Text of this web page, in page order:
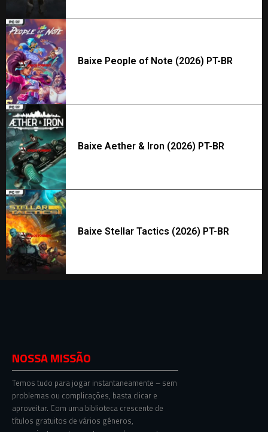
Baixe People of Note (2026) PT-BR
Baixe Aether & Iron (2026) PT-BR
Baixe Stellar Tactics (2026) PT-BR
NOSSA MISSÃO
Temos tudo para jogar instantaneamente – sem
problemas ou complicações, basta clicar e
aproveitar. Com uma biblioteca crescente de
títulos gratuitos de vários gêneros,